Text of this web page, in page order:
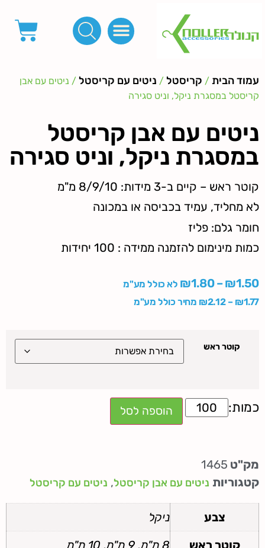
עמוד הבית / קריסטל / ניטים עם קריסטל / ניטים עם אבן
קריסטל במסגרת ניקל, וניט סגירה
ניטים עם אבן קריסטל
במסגרת ניקל, וניט סגירה
קוטר ראש – קיים ב-3 מידות: 8/9/10 מ"מ
לא מחליד, עמיד בכביסה או במכונה
חומר גלם: פליז
כמות מינימום להזמנה ממידה : 100 יחידות
₪1.50
–
₪1.80
לא כולל מע"מ
₪1.77
–
₪2.12 מחיר כולל מע"מ
קוטר ראש
הוספה לסל
מק"ט 1465
קטגוריות ניטים עם אבן קריסטל, ניטים עם קריסטל
צבע
ניקל